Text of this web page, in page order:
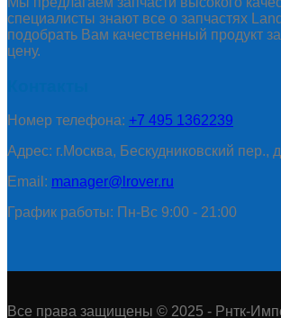
специалисты знают все о запчастях
подобрать Вам качественный продукт
цену.
Номер телефона: +7 495 1362239
Адрес: г.Москва, Бескудниковский пер.,
Email: manager@lrover.ru
График работы: Пн-Вс 9:00 - 21:00
Все права защищены © 2025 - Рнтк-